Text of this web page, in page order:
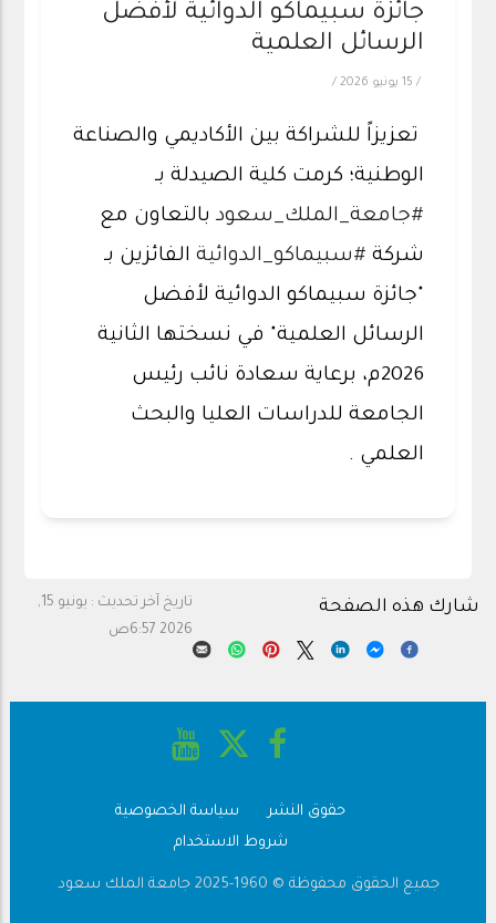
جائزة سبيماكو الدوائية لأفضل
الرسائل العلمية
/ 15 يونيو 2026 /
تعزيزاً للشراكة بين الأكاديمي والصناعة
الوطنية؛ كرمت كلية الصيدلة بـ
#جامعة_الملك_سعود بالتعاون مع
شركة #سبيماكو_الدوائية الفائزين بـ
"جائزة سبيماكو الدوائية لأفضل
الرسائل العلمية" في نسختها الثانية
2026م، برعاية سعادة نائب رئيس
الجامعة للدراسات العليا والبحث
العلمي .
تاريخ آخر تحديث :
يونيو 15,
2026 6:57ص
شارك هذه الصفحة
حقوق النشر
سياسة الخصوصية
شروط الاستخدام
جميع الحقوق محفوظة © 1960-2025 جامعة الملك سعود